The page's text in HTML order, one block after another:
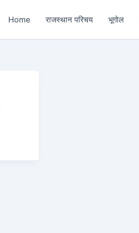
Home राजस्थान परिचय भूगोल